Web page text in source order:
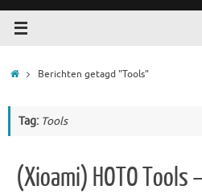
HomeBerichten getagd "Tools"
Tag: Tools
(Xioami) HOTO Tools